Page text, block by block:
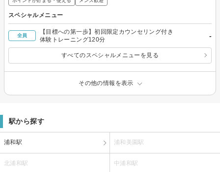
スペシャルメニュー
全員
【目標への第一歩】初回限定カウンセリング付き
体験トレーニング120分
-
すべてのスペシャルメニューを見る
その他の情報を表示
駅から探す
浦和駅 浦和美園駅
北浦和駅 中浦和駅